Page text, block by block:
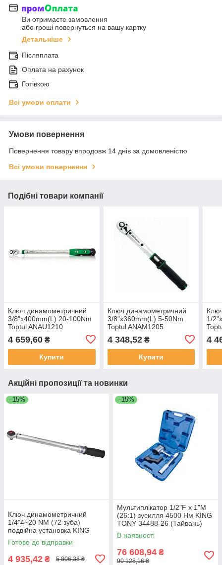
Ви отримаєте замовлення
або гроші повернуться на вашу картку
Детальніше
Післяплата
Оплата на рахунок
Готівкою
Всі умови оплати
Умови повернення
Повернення товару впродовж 14 днів за домовленістю
Всі умови повернення
Подібні товари компанії
Ключ динамометричний
3/8"x400mm(L) 20-100Nm
Toptul ANAU1210
4 659,60 ₴
Купити
Ключ динамометричний
3/8"x360mm(L) 5-50Nm
Toptul ANAM1205
4 348,52₴
Купити
1/
4
Акційні пропозиції та новинки
–15%
Ключ динамометричний
1/4"4~20 NM (72 зуба)
подвійна установка KING
TONY 3426A-2DG (Тайвань)
Готово до відправки
4 935,42 ₴ 5 806,38 ₴
–15%
Мультиплікатор 1/2"F x 1"M
(26:1) зусилля 4500 Нм KING
TONY 34488-26 (Тайвань)
В наявності
76 608,94 ₴
90 128,16 ₴